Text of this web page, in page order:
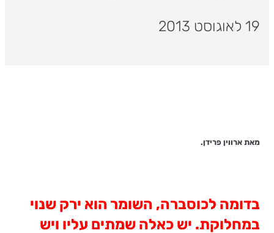
19 לאוגוסט 2013
מאת ארווין פרידן.
בדומה לכוסברה, השומר הוא ירק שנוי
במחלוקת. יש כאלה שמתים עליו ויש